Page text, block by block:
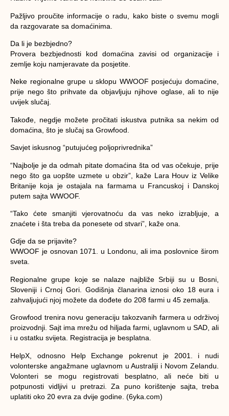
Pažljivo proučite informacije o radu, kako biste o svemu mogli
da razgovarate sa domaćinima.
Da li je bezbjedno?
Provera bezbjednosti kod domaćina zavisi od organizacije i
zemlje koju namjeravate da posjetite.
Neke regionalne grupe u sklopu WWOOF posjećuju domaćine,
prije nego što prihvate da objavljuju njihove oglase, ali to nije
uvijek slučaj.
Takođe, negdje možete pročitati iskustva putnika sa nekim od
domaćina, što je slučaj sa Growfood.
Savjet iskusnog “putujućeg poljoprivrednika”
“Najbolje je da odmah pitate domaćina šta od vas očekuje, prije
nego što ga uopšte uzmete u obzir”, kaže Lara Houv iz Velike
Britanije koja je ostajala na farmama u Francuskoj i Danskoj
putem sajta WWOOF.
“Tako ćete smanjiti vjerovatnoću da vas neko izrabljuje, a
znaćete i šta treba da ponesete od stvari”, kaže ona.
Gdje da se prijavite?
WWOOF je osnovan 1071. u Londonu, ali ima poslovnice širom
sveta.
Regionalne grupe koje se nalaze najbliže Srbiji su u Bosni,
Sloveniji i Crnoj Gori. Godišnja članarina iznosi oko 18 eura i
zahvaljujući njoj možete da dođete do 208 farmi u 45 zemalja.
Growfood trenira novu generaciju takozvanih farmera u održivoj
proizvodnji. Sajt ima mrežu od hiljada farmi, uglavnom u SAD, ali
i u ostatku svijeta. Registracija je besplatna.
HelpX, odnosno Help Exchange pokrenut je 2001. i nudi
volonterske angažmane uglavnom u Australiji i Novom Zelandu.
Volonteri se mogu registrovati besplatno, ali neće biti u
potpunosti vidljivi u pretrazi. Za puno korištenje sajta, treba
uplatiti oko 20 evra za dvije godine. (6yka.com)